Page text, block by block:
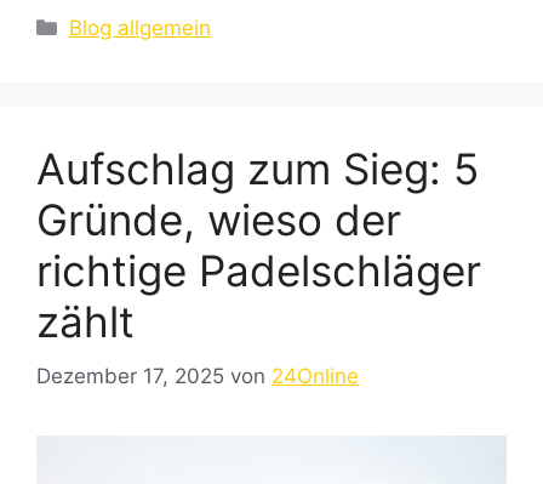
Kategorien
Blog allgemein
Aufschlag zum Sieg: 5
Gründe, wieso der
richtige Padelschläger
zählt
Dezember 17, 2025 von 24Online